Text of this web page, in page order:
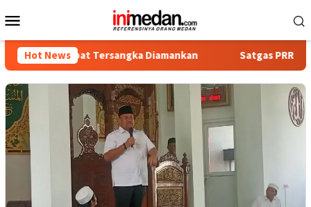
ke
Mobile
Hot News
Tersangka Diamankan Satgas PRR Pacu